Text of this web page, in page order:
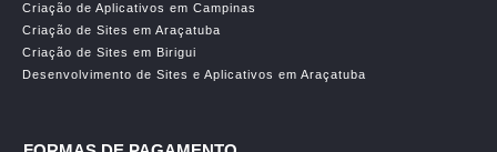
Criação de Aplicativos em Campinas
Criação de Sites em Araçatuba
Criação de Sites em Birigui
Desenvolvimento de Sites e Aplicativos em Araçatuba